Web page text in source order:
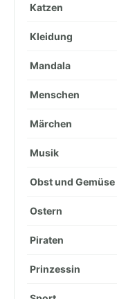
Katzen
Kleidung
Mandala
Menschen
Märchen
Musik
Obst und Gemüse
Ostern
Piraten
Prinzessin